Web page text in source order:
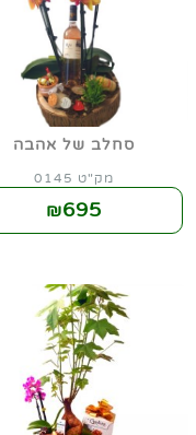
סחלב של אהבה
מק"ט 0145
₪695